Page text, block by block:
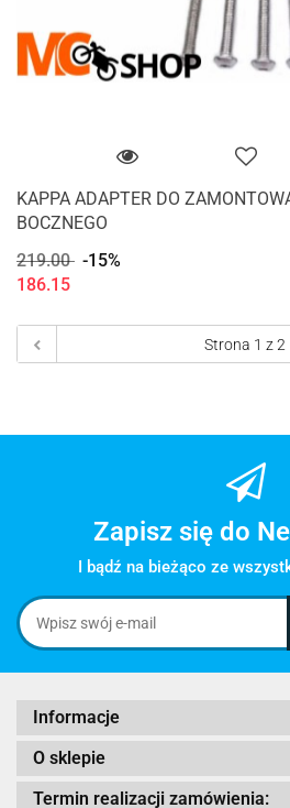
KAPPA ADAPTER DO
BOCZNEGO
219.00 -15%
186.15
Zapisz się do
I bądź na bieżąco ze
Informacje
O sklepie
Termin realizacji zamówienia: